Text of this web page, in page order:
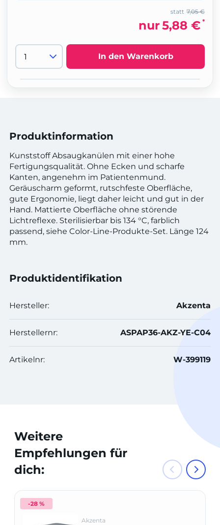
7,05 €
statt
nur5,88 € *
In den Warenkorb
Produktinformation
Kunststoff Absaugkanülen mit einer hohe
Fertigungsqualität. Ohne Ecken und scharfe
Kanten, angenehm im Patientenmund.
Geräuscharm geformt, rutschfeste Oberfläche,
gute Ergonomie, liegt daher leicht und gut in der
Hand. Mattierte Oberfläche ohne störende
Lichtreflexe. Sterilisierbar bis 134 °C, farblich
passend, siehe Color-Line-Produkte-Set. Länge 124
mm.
Produktidentifikation
Hersteller: Akzenta
Herstellernr: ASPAP36-AKZ-YE-C04
Artikelnr: W-399119
Weitere
Empfehlungen für
dich:
-28 %
Akzenta